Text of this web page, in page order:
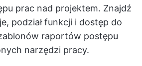
prac nad projektem. Znajdź
podział funkcji i dostęp do
raportów postępu
narzędzi pracy.